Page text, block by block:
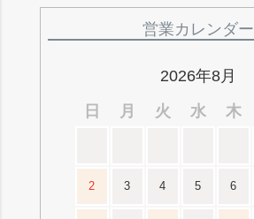
営業カレンダー
2026年8月
日
月 火 水 木
2 3 4 5 6